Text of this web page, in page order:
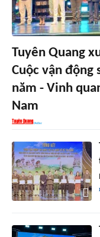
Tuyên Quang
Cuộc vận động
năm - Vinh
Nam